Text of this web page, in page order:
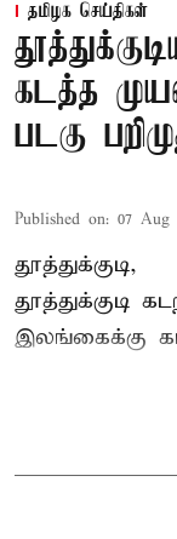
தமிழக செய்திகள்
கடத்த
படகு
Published on: 07 Aug
தூத்துக்குடி,
தூத்துக்குடி
இலங்கைக்கு